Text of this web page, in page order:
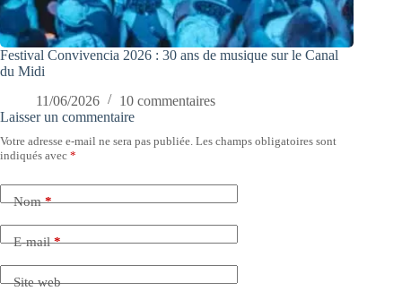
Festival Convivencia 2026 : 30 ans de musique sur le Canal
du Midi
11/06/2026
10 commentaires
Laisser un commentaire
Votre adresse e-mail ne sera pas publiée. Les champs obligatoires sont
indiqués avec *
Nom*
E-mail*
Site web